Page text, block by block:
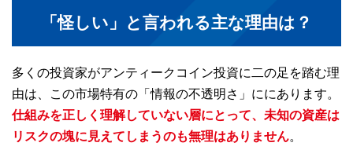
「怪しい」と言われる主な理由は？
多くの投資家がアンティークコイン投資に二の足を踏む理
由は、この市場特有の「情報の不透明さ」ににあります。
仕組みを正しく理解していない層にとって、未知の資産は
リスクの塊に見えてしまうのも無理はありません。